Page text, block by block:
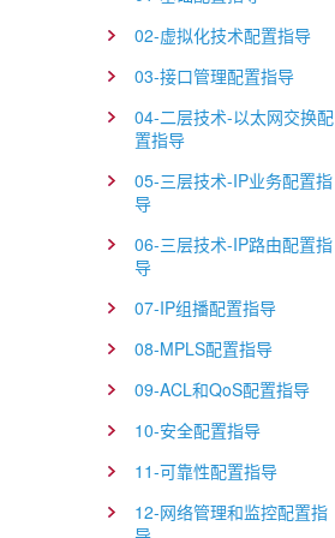
02-虚拟化技术配置指导
03-接口管理配置指导
04-二层技术-以太网交换配
置指导
05-三层技术-IP业务配置指
导
06-三层技术-IP路由配置指
导
07-IP组播配置指导
08-MPLS配置指导
09-ACL和QoS配置指导
10-安全配置指导
11-可靠性配置指导
12-网络管理和监控配置指